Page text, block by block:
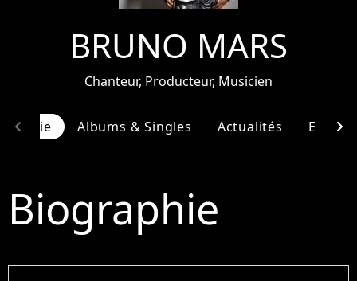
BRUNO MARS
Chanteur, Producteur, Musicien
Albums & Singles Actualités
chevron_left chevron_right
Biographie